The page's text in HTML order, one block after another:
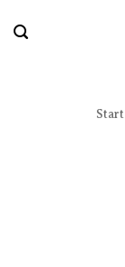
Inhalt
Start